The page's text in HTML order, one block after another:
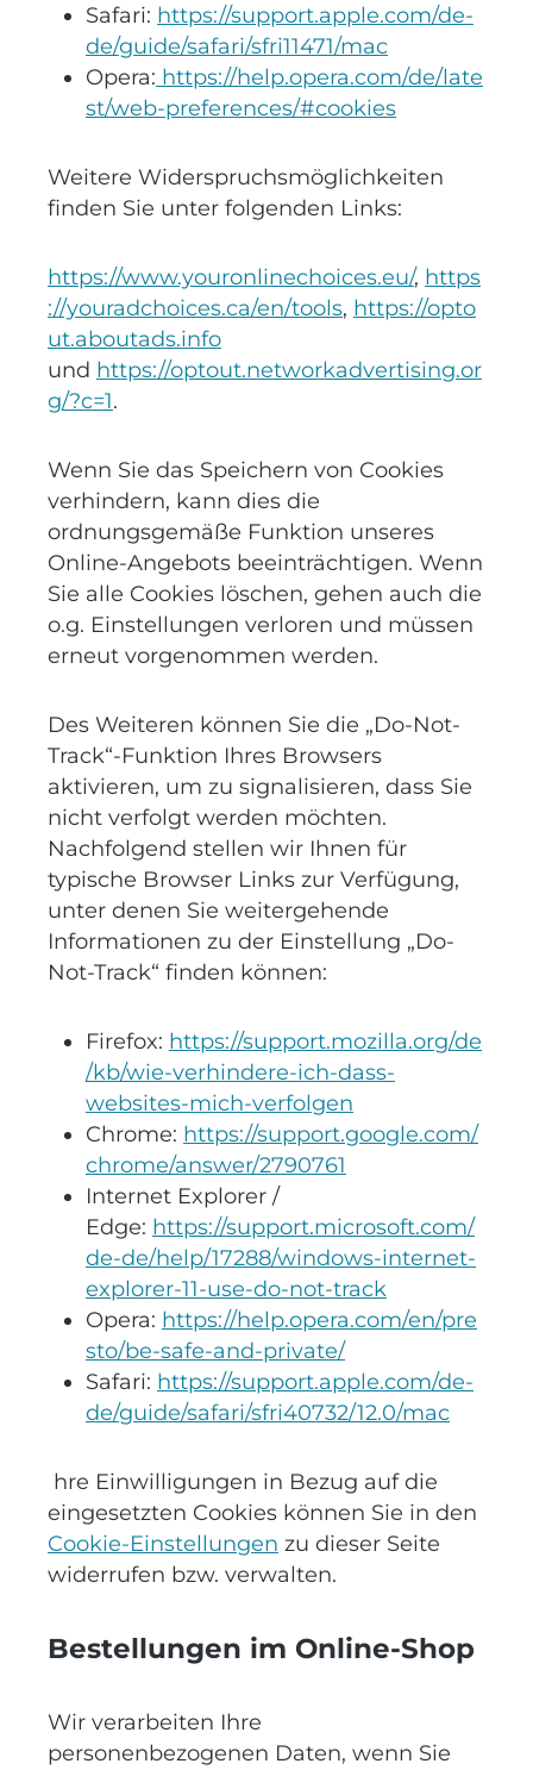
Safari: https://support.apple.com/de-
de/guide/safari/sfri11471/mac
Opera: https://help.opera.com/de/late
st/web-preferences/#cookies
Weitere Widerspruchsmöglichkeiten
finden Sie unter folgenden Links:
https://www.youronlinechoices.eu/, https
://youradchoices.ca/en/tools, https://opto
ut.aboutads.info
und https://optout.networkadvertising.or
g/?c=1.
Wenn Sie das Speichern von Cookies
verhindern, kann dies die
ordnungsgemäße Funktion unseres
Online-Angebots beeinträchtigen. Wenn
Sie alle Cookies löschen, gehen auch die
o.g. Einstellungen verloren und müssen
erneut vorgenommen werden.
Des Weiteren können Sie die „Do-Not-
Track“-Funktion Ihres Browsers
aktivieren, um zu signalisieren, dass Sie
nicht verfolgt werden möchten.
Nachfolgend stellen wir Ihnen für
typische Browser Links zur Verfügung,
unter denen Sie weitergehende
Informationen zu der Einstellung „Do-
Not-Track“ finden können:
Firefox: https://support.mozilla.org/de
/kb/wie-verhindere-ich-dass-
websites-mich-verfolgen
Chrome: https://support.google.com/
chrome/answer/2790761
Internet Explorer /
Edge: https://support.microsoft.com/
de-de/help/17288/windows-internet-
explorer-11-use-do-not-track
Opera: https://help.opera.com/en/pre
sto/be-safe-and-private/
Safari: https://support.apple.com/de-
de/guide/safari/sfri40732/12.0/mac
hre Einwilligungen in Bezug auf die
eingesetzten Cookies können Sie in den
Cookie-Einstellungen zu dieser Seite
widerrufen bzw. verwalten.
Bestellungen im Online-Shop
Wir verarbeiten Ihre
personenbezogenen Daten, wenn Sie